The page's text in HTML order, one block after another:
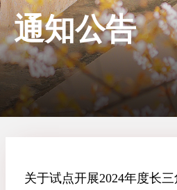
通知公告
关于试点开展2024年度长